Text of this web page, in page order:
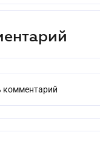
комментарий